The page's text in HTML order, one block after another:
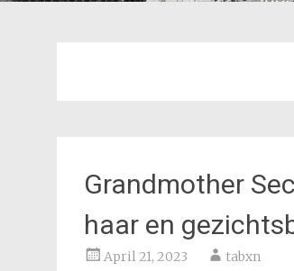
Grandmother
haar en
April 21, 2023 tabxn